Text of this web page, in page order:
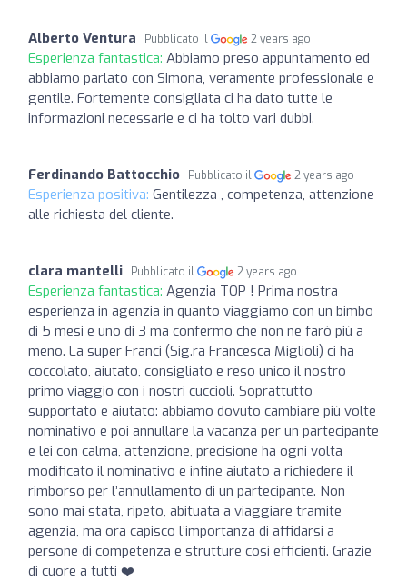
Alberto Ventura Pubblicato il 2 years ago
Esperienza fantastica: Abbiamo preso appuntamento ed
abbiamo parlato con Simona, veramente professionale e
gentile. Fortemente consigliata ci ha dato tutte le
informazioni necessarie e ci ha tolto vari dubbi.
Ferdinando Battocchio Pubblicato il 2 years ago
Esperienza positiva: Gentilezza , competenza, attenzione
alle richiesta del cliente.
clara mantelli Pubblicato il 2 years ago
Esperienza fantastica: Agenzia TOP ! Prima nostra
esperienza in agenzia in quanto viaggiamo con un bimbo
di 5 mesi e uno di 3 ma confermo che non ne farò più a
meno. La super Franci (Sig.ra Francesca Miglioli) ci ha
coccolato, aiutato, consigliato e reso unico il nostro
primo viaggio con i nostri cuccioli. Soprattutto
supportato e aiutato: abbiamo dovuto cambiare più volte
nominativo e poi annullare la vacanza per un partecipante
e lei con calma, attenzione, precisione ha ogni volta
modificato il nominativo e infine aiutato a richiedere il
rimborso per l’annullamento di un partecipante. Non
sono mai stata, ripeto, abituata a viaggiare tramite
agenzia, ma ora capisco l’importanza di affidarsi a
persone di competenza e strutture così efficienti. Grazie
di cuore a tutti ❤️